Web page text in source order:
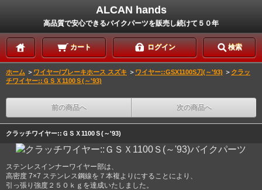
ALCAN hands
高品質で安心できるバイクパーツを販売し続けて５０年
カート ログイン 検索
ホーム ＞ ワイヤー/ブレーキホース スズキ ＞ ワイヤー::GSX1100S刀(～'93) ＞ クラッ
チワイヤー::ＧＳＸ1100Ｓ(～'93)
前の商品へ 次の商品へ
クラッチワイヤー::ＧＳＸ1100Ｓ(～'93)
ステンレスインナーワイヤー部は、
高密度 7×7 ステンレス鋼線を７本複よりにすることにより、
引っ張り強度２５０ｋｇを達成いたしました。